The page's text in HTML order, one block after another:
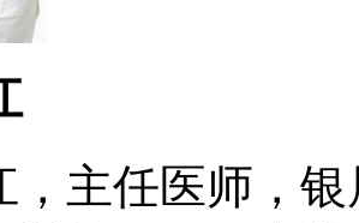
，主任医师，